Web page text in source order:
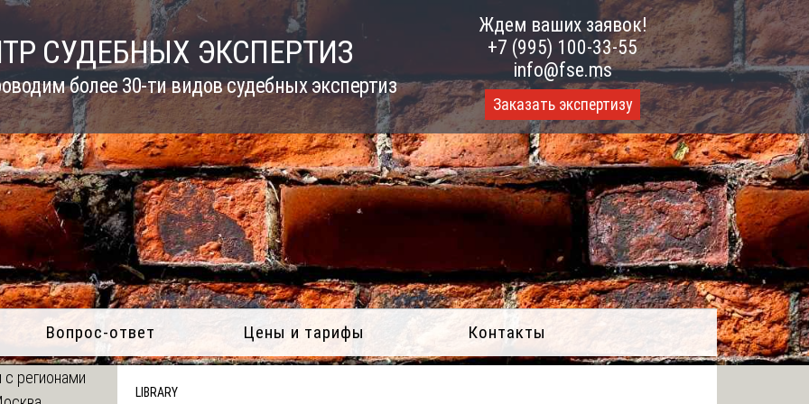
СУДЕБНЫХ ЭКСПЕРТИЗ
более 30-ти видов судебных экспертиз
Ждем ваших заявок!
+7 (995) 100-33-55
info@fse.ms
Заказать экспертизу
Вопрос-ответ Цены и тарифы Контакты
LIBRARY
регионами